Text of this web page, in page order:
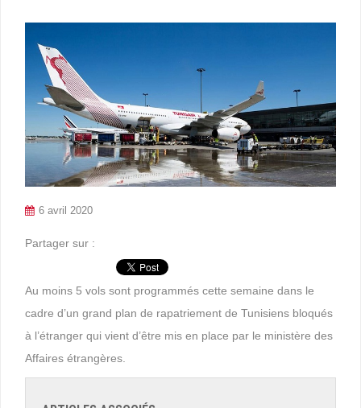
6 avril 2020
Partager sur :
Au moins 5 vols sont programmés cette semaine dans le
cadre d’un grand plan de rapatriement de Tunisiens bloqués
à l’étranger qui vient d’être mis en place par le ministère des
Affaires étrangères.